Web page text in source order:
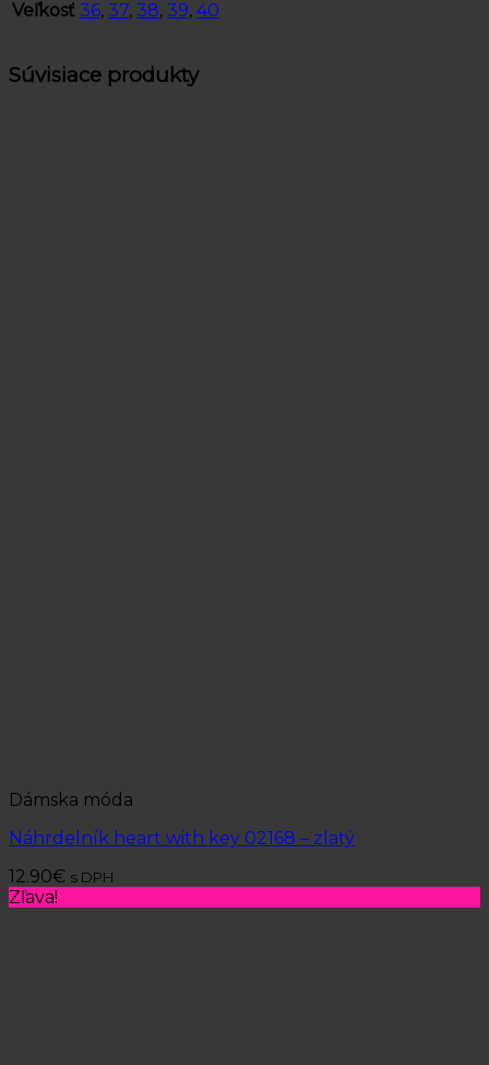
Veľkosť 36, 37, 38, 39, 40
Súvisiace produkty
Dámska móda
Náhrdelník heart with key 02168 – zlatý
12.90€ s DPH
Zľava!